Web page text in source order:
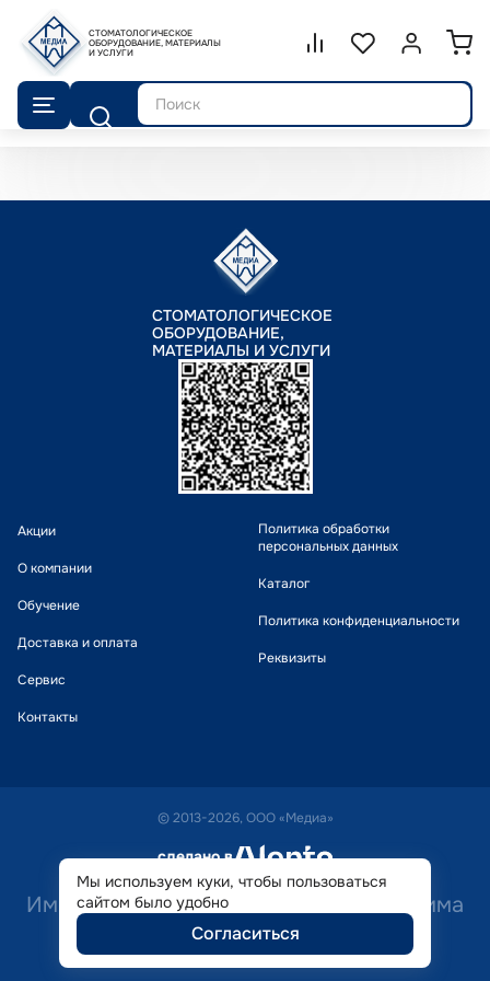
СТОМАТОЛОГИЧЕСКОЕ
ОБОРУДОВАНИЕ, МАТЕРИАЛЫ
И УСЛУГИ
Сравнение.
СписокВойти или
Поиск
СТОМАТОЛОГИЧЕСКОЕ
ОБОРУДОВАНИЕ,
МАТЕРИАЛЫ И УСЛУГИ
Акции
О компании
Обучение
Доставка и оплата
Сервис
Контакты
Политика обработки
персональных данных
Каталог
Политика конфиденциальности
Реквизиты
© 2013-2026, ООО «Медиа»
сделано в alente
Имеются противопоказания. Необходима
консультация специалиста.
Мы используем куки, чтобы пользоваться
сайтом было удобно
Согласиться